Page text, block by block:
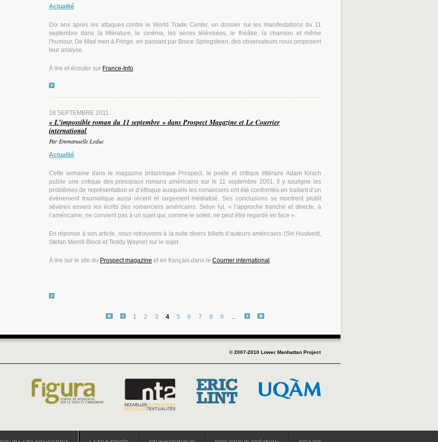
Actualité
Dix ans après les attaques contre le World Trade Center, un dossier sur les manifestations du 11
septembre dans la littérature, le cinéma, les séries télévisées, le théâtre, la chanson et même
l'humour. De Mad men à Fringe, en passant par Bruce Springsteen, des observateurs nous proposent
leur analyse.
À lire et écouter sur France-Info.
18 SEPTEMBRE 2011
« L’impossible roman du 11 septembre » dans Prospect Magazine et Le Courrier
international
Par Emmanuelle Leduc
Actualité
Cette semaine dans le magazine britannique Prospect, le poète et critique littéraire Adam Kirsch
publie une critique des principaux romans américains sur le 11 septembre 2001. Il y souligne les
problèmes de représentation et d’éthique auxquels les romanciers ont été confrontés en traitant d’un
évènement traumatique aussi récent et largement médiatisé. Ses conclusions se montrent plutôt
sévères envers les écrits des romanciers américains. Selon lui, « l’approche franche et directe, à
l’américaine, ne convient pas à un sujet qui, comme le soleil, ne peut être regardé en face ».
En réponse à son article, nous retrouvons à la suite divers billets d’auteurs américains (Siri Hustvedt,
Stefan Merrill Block et Teddy Wayne) sur le sujet.
À lire sur le site du Prospect magazine et en français dans le Courrier international .
1 2 3 4 5 6 7 8 9 …
© 2007-2010 Lower Manhattan Project